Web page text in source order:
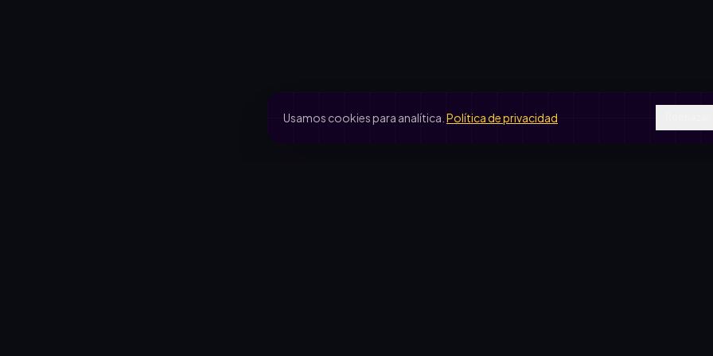
Usamos cookies para analítica. Política de privacidad